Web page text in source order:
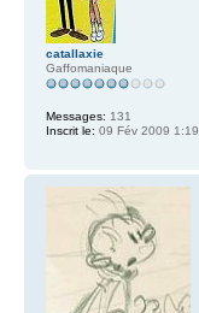
catallaxie
Gaffomaniaque
Messages: 131
Inscrit le: 09 Fév 2009 1:19